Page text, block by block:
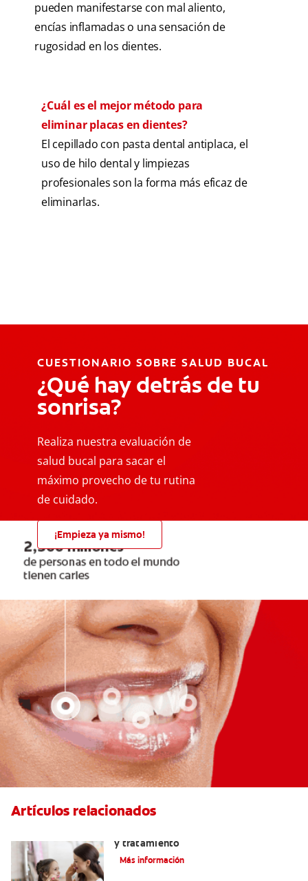
pueden manifestarse con mal aliento,
encías inflamadas o una sensación de
rugosidad en los dientes.
¿Cuál es el mejor método para
eliminar placas en dientes?
El cepillado con pasta dental antiplaca, el
uso de hilo dental y limpiezas
profesionales son la forma más eficaz de
eliminarlas.
CUESTIONARIO SOBRE SALUD BUCAL
¿Qué hay detrás de tu
sonrisa?
Realiza nuestra evaluación de
salud bucal para sacar el
máximo provecho de tu rutina
de cuidado.
¡Empieza ya mismo!
Artículos relacionados
y tratamiento
Más información